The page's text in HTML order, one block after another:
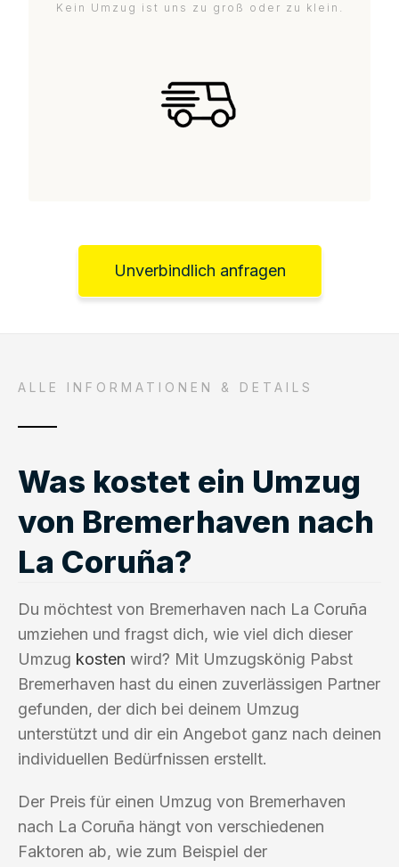
Kein Umzug ist uns zu groß oder zu klein.
Unverbindlich anfragen
ALLE INFORMATIONEN & DETAILS
Was kostet ein Umzug
von Bremerhaven nach
La Coruña?
Du möchtest von Bremerhaven nach La Coruña
umziehen und fragst dich, wie viel dich dieser
Umzug kosten wird? Mit Umzugskönig Pabst
Bremerhaven hast du einen zuverlässigen Partner
gefunden, der dich bei deinem Umzug
unterstützt und dir ein Angebot ganz nach deinen
individuellen Bedürfnissen erstellt.
Der Preis für einen Umzug von Bremerhaven
nach La Coruña hängt von verschiedenen
Faktoren ab, wie zum Beispiel der